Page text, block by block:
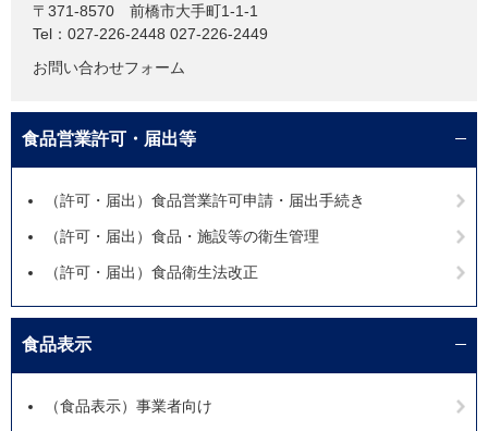
〒371-8570
前橋市大手町1-1-1
Tel：027-226-2448 027-226-2449
お問い合わせフォーム
食品営業許可・届出等
（許可・届出）食品営業許可申請・届出手続き
（許可・届出）食品・施設等の衛生管理
（許可・届出）食品衛生法改正
食品表示
（食品表示）事業者向け